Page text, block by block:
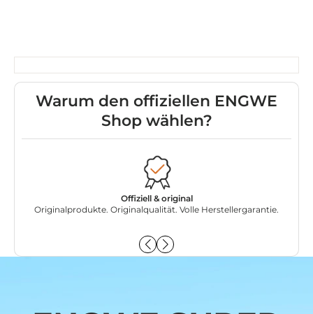
Warum den offiziellen ENGWE
Shop wählen?
Offiziell & original
Originalprodukte. Originalqualität. Volle Herstellergarantie.